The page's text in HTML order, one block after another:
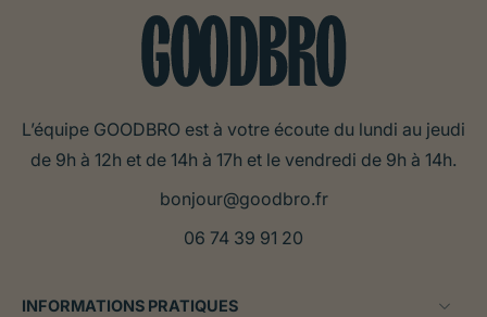
L’équipe GOODBRO est à votre écoute du lundi au jeudi
de 9h à 12h et de 14h à 17h et le vendredi de 9h à 14h.
bonjour@goodbro.fr
06 74 39 91 20
INFORMATIONS PRATIQUES